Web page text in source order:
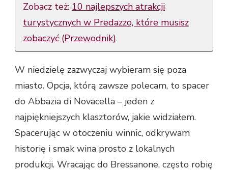
Zobacz też: 10 najlepszych atrakcji
turystycznych w Predazzo, które musisz
zobaczyć (Przewodnik)
W niedzielę zazwyczaj wybieram się poza
miasto. Opcja, którą zawsze polecam, to spacer
do Abbazia di Novacella – jeden z
najpiękniejszych klasztorów, jakie widziałem.
Spacerując w otoczeniu winnic, odkrywam
historię i smak wina prosto z lokalnych
produkcji. Wracając do Bressanone, często robię